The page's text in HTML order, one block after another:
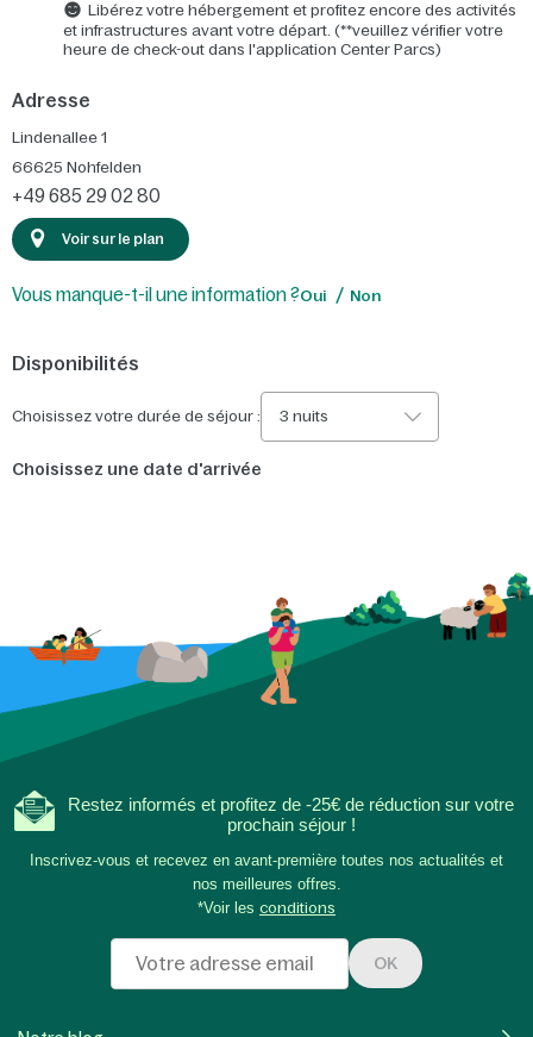
Libérez votre hébergement et profitez encore des activités
et infrastructures avant votre départ. (**veuillez vérifier votre
heure de check-out dans l'application Center Parcs)
Adresse
Lindenallee 1
66625 Nohfelden
+49 685 29 02 80
Voir sur le plan
Vous manque-t-il une information ?Oui Non
Disponibilités
Choisissez votre durée de séjour : 3 nuits
Choisissez une date d'arrivée
Restez informés et profitez de -25€ de réduction sur votre
prochain séjour !
Inscrivez-vous et recevez en avant-première toutes nos actualités et
nos meilleures offres.
*Voir les conditions
OK